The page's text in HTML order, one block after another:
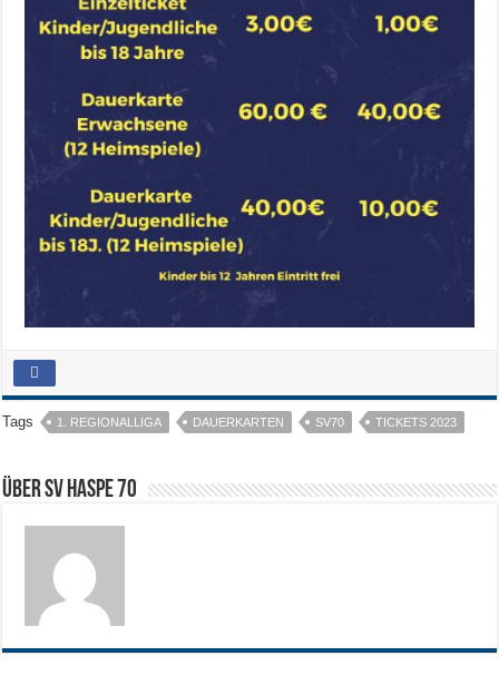
Tags 1. REGIONALLIGA DAUERKARTEN SV70 TICKETS 2023
Über SV HASPE 70